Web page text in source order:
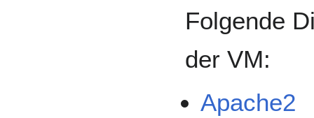
Folgende
der VM:
Apache2